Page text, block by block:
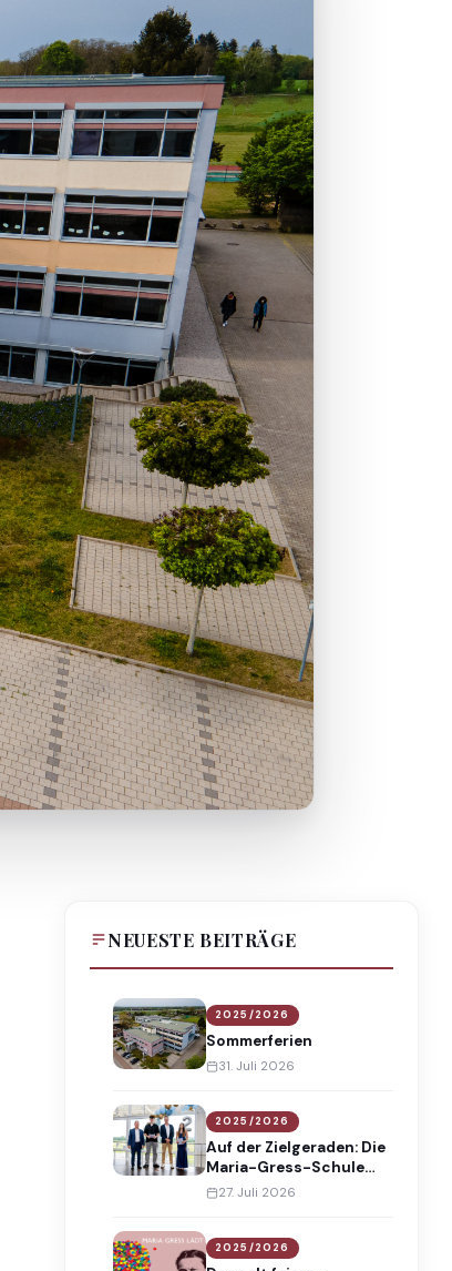
NEUESTE BEITRÄGE
2025/2026
Sommerferien
31. Juli 2026
2025/2026
Auf der Zielgeraden: Die
Maria-Gress-Schule
verabschiedet 138
27. Juli 2026
2025/2026